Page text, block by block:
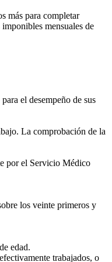
más para completar
mensuales de
el desempeño de sus
La comprobación de la
por el Servicio Médico
los veinte primeros y
edad.
trabajados, o